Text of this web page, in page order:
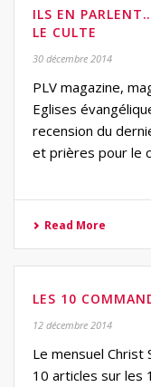
ILS EN
LE CULTE
30 décembre 2014
PLV magazine,
Eglises
recension du
et prières pour le
Read More
LES 10
12 décembre 2014
Le mensuel Christ
10 articles sur les